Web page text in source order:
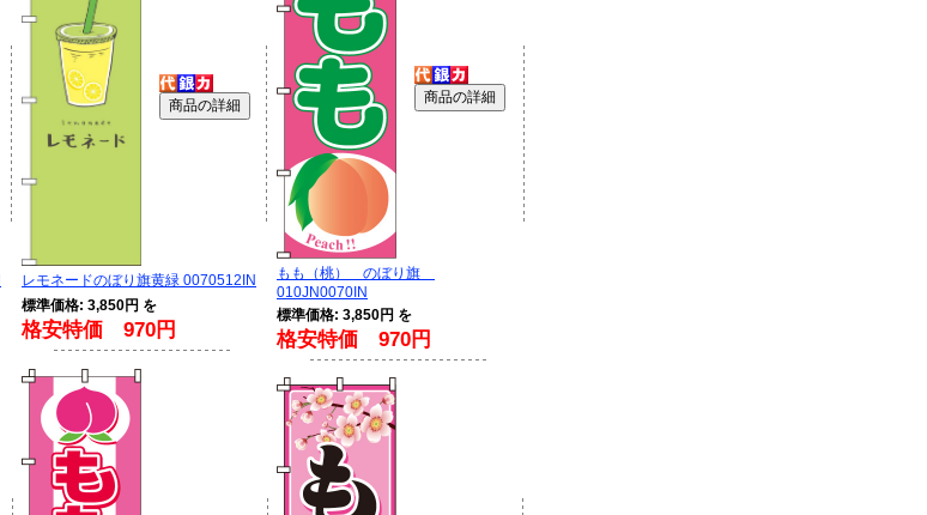
レモネードのぼり旗黄緑 0070512IN
標準価格: 3,850円 を
格安特価 970円
もも（桃） のぼり旗
010JN0070IN
標準価格: 3,850円 を
格安特価 970円